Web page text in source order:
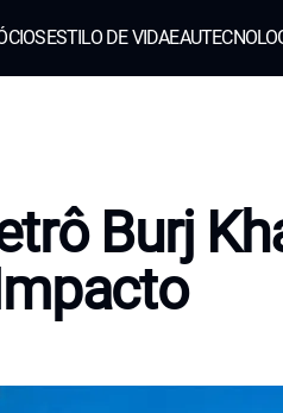
ESTILO DE VIDAEAU
Burj